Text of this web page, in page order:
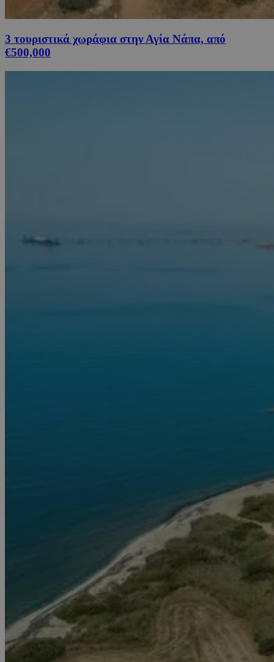
3 τουριστικά χωράφια στην Αγία Νάπα, από
€500,000